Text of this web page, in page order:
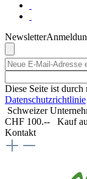
Newsletter
Diese Seite ist
Datenschutzrichtlinie
Schweizer
CHF 100.--
Kauf
Kontakt